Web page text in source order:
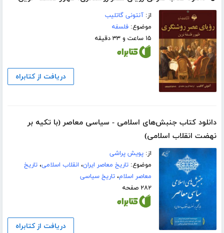
از:آنتونی گاتلیب
موضوع:فلسفه
۱۵ ساعت و ۳۳ دقیقه
دریافت از کتابراه
دانلود کتاب جنبش‌های اسلامی - سیاسی معاصر (با تکیه بر
نهضت انقلاب اسلامی)
از:پویش پراشی
موضوع:تاریخ معاصر ایران، انقلاب اسلامی،تاریخ
معاصر اسلام،تاریخ سیاسی
۲۸۲ صفحه
دریافت از کتابراه